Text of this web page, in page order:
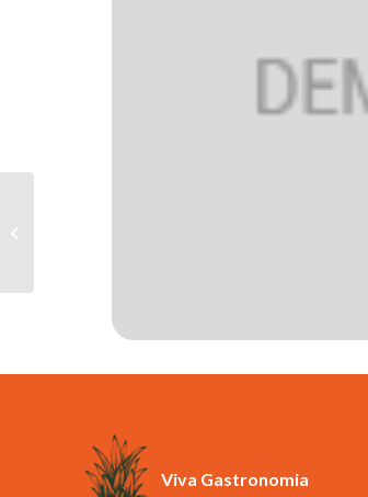
Viva Gastronomia